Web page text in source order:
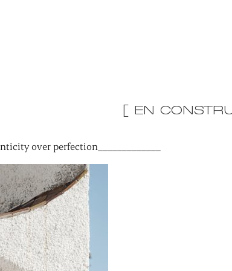
[ EN
over perfection_____________